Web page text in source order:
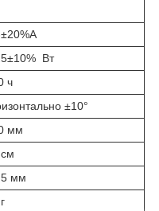
Вт
ч
±10°
мм
мм